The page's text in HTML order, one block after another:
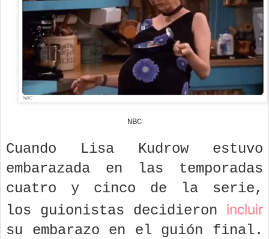
NBC
Cuando Lisa Kudrow estuvo
embarazada en las temporadas
cuatro y cinco de la serie,
los guionistas decidieron incluir
su embarazo en el guión final.